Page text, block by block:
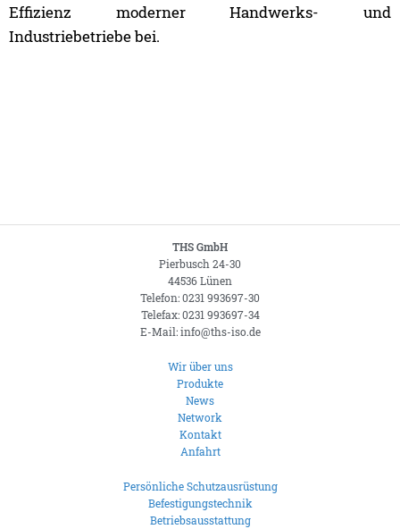
Effizienz moderner Handwerks- und
Industriebetriebe bei.
THS GmbH
Pierbusch 24-30
44536 Lünen
Telefon: 0231 993697-30
Telefax: 0231 993697-34
E-Mail: info@ths-iso.de
Wir über uns
Produkte
News
Network
Kontakt
Anfahrt
Persönliche Schutzausrüstung
Befestigungstechnik
Betriebsausstattung